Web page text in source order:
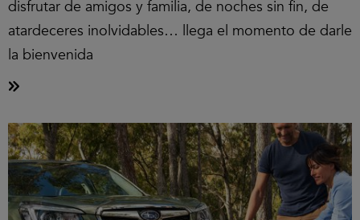
disfrutar de amigos y familia, de noches sin fin, de
atardeceres inolvidables… llega el momento de darle
la bienvenida